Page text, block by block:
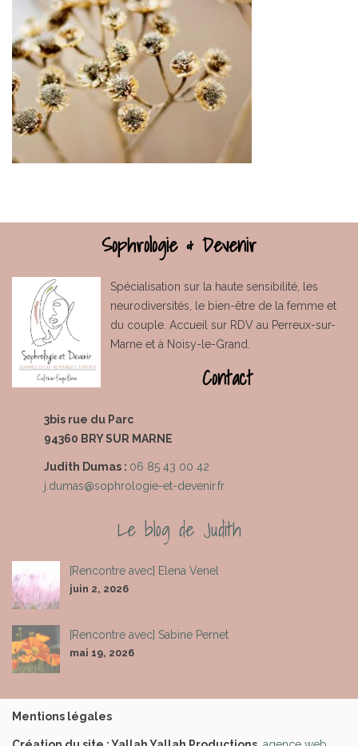
Sophrologie & Devenir
Spécialisation sur la haute sensibilité, les
neurodiversités, le bien-être de la femme et
du couple. Accueil sur RDV au Perreux-sur-
Marne et à Noisy-le-Grand.
Contact
3bis rue du Parc
94360 BRY SUR MARNE
Judith Dumas : 06 85 43 00 42
j.dumas@sophrologie-et-devenir.fr
Le blog de Judith
[Rencontre avec] Elena Venel
juin 2, 2026
[Rencontre avec] Sabine Pernet
mai 19, 2026
Mentions légales